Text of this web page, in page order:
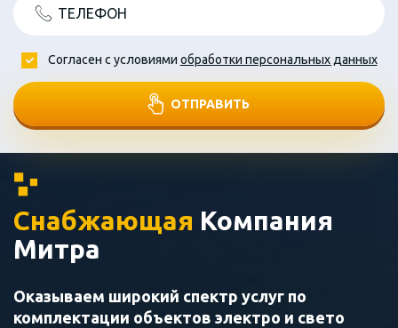
ТЕЛЕФОН
ОТПРАВИТЬ
Согласен с условиями обработки персональных данных
Снабжающая Компания
Митра
Оказываем широкий спектр услуг по
комплектации объектов электро и свето